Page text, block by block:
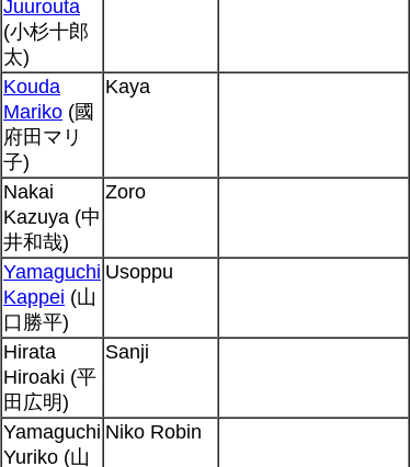
Juurouta
(小杉十郎
太)
Kouda
Mariko (國
府田マリ
子)
Kaya
Nakai
Kazuya (中
井和哉)
Zoro
Yamaguchi
Kappei (山
口勝平)
Usoppu
Hirata
Hiroaki (平
田広明)
Sanji
Yamaguchi
Yuriko (山
Niko Robin